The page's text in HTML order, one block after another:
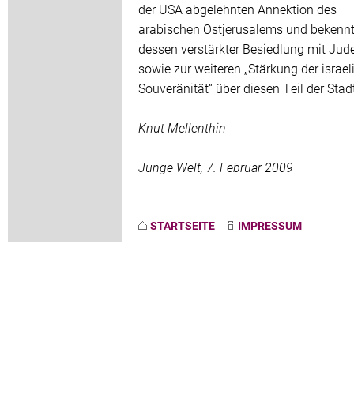
der USA abgelehnten Annektion des
arabischen Ostjerusalems und
dessen verstärkter Besiedlung mit
sowie zur weiteren „Stärkung der
Souveränität“ über diesen Teil der
Knut Mellenthin
Junge Welt, 7. Februar 2009
STARTSEITE IMPRESSUM